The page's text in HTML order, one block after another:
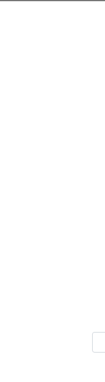
است.این نهار خوری خوری
نداشته باشد.صندلی نهار خوری